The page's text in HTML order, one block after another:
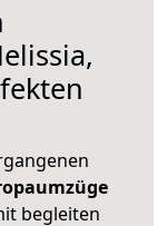
begleiten